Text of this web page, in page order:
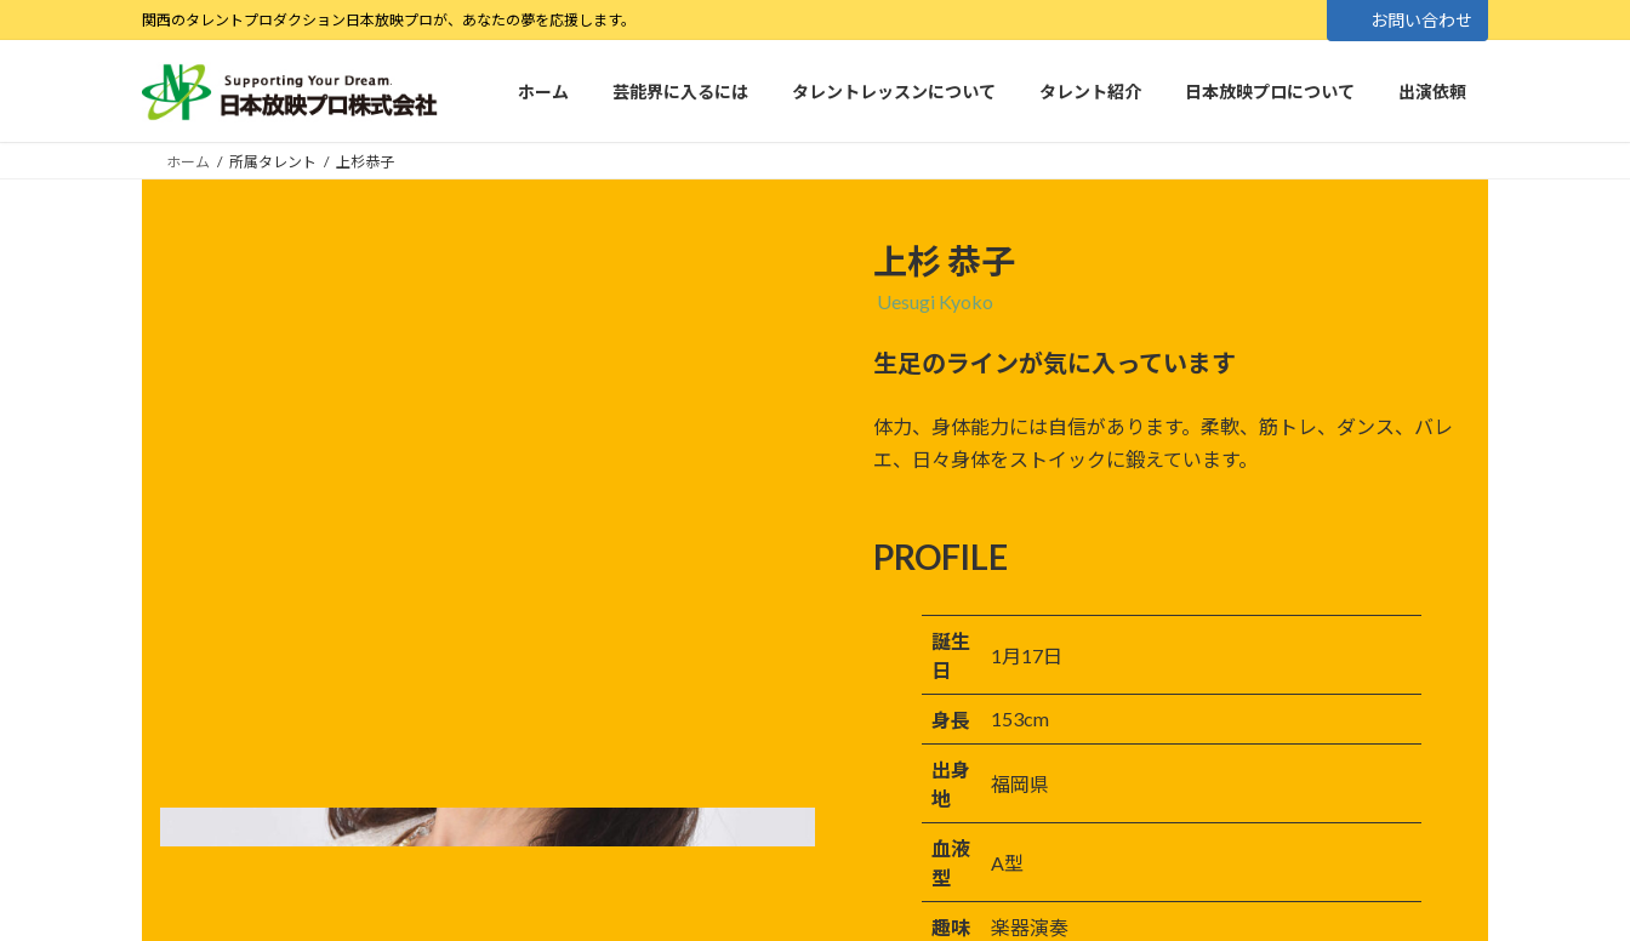
ン
ビ
関西のタレントプロダクション日本放映プロが、あなたの夢を応援します。 お問い合わせ
ホーム 芸能界に入るには タレントレッスンについて タレント紹介 日本放映プロについて 出演依頼
ホーム 所属タレント 上杉恭子
上杉 恭子
Uesugi Kyoko
生足のラインが気に入っています
体力、身体能力には自信があります。柔軟、筋トレ、ダンス、バレ
エ、日々身体をストイックに鍛えています。
PROFILE
誕生
日
1月17日
身長 153cm
出身
地
福岡県
血液
型
A型
趣味 楽器演奏